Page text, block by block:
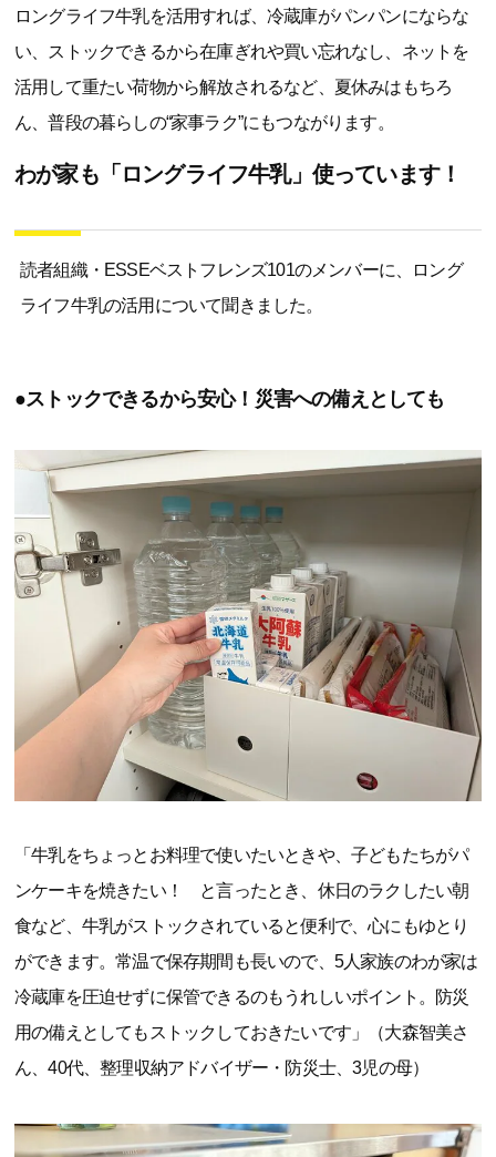
ロングライフ牛乳を活用すれば、冷蔵庫がパンパンにならな
い、ストックできるから在庫ぎれや買い忘れなし、ネットを
活用して重たい荷物から解放されるなど、夏休みはもちろ
ん、普段の暮らしの“家事ラク”にもつながります。
わが家も「ロングライフ牛乳」使っています！
読者組織・ESSEベストフレンズ101のメンバーに、ロング
ライフ牛乳の活用について聞きました。
●ストックできるから安心！災害への備えとしても
「牛乳をちょっとお料理で使いたいときや、子どもたちがパ
ンケーキを焼きたい！ と言ったとき、休日のラクしたい朝
食など、牛乳がストックされていると便利で、心にもゆとり
ができます。常温で保存期間も長いので、5人家族のわが家は
冷蔵庫を圧迫せずに保管できるのもうれしいポイント。防災
用の備えとしてもストックしておきたいです」（大森智美さ
ん、40代、整理収納アドバイザー・防災士、3児の母）